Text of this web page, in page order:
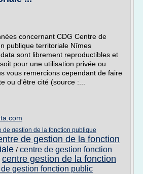
concernant CDG Centre de
publique territoriale Nîmes
sont librement reproductibles et
pour une utilisation privée ou
vous remercions cependant de faire
ou d'être cité (source :...
de gestion de la fonction publique
de gestion de la fonction
/ centre de gestion fonction
centre gestion de la fonction
gestion fonction public